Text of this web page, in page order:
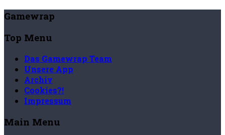
Gamewrap
Top Menu
Das Gamewrap Team
Unsere App
Archiv
Cookies?!
Impressum
Main Menu